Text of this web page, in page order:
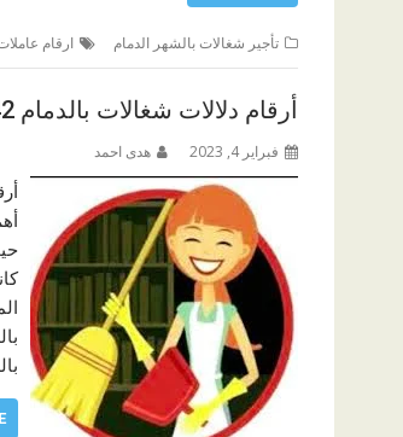
تأجير شغالات بالشهر الدمام ارقام
أرقام دلالات شغالات بالدمام 0580961342
فبراير 4, 2023 هدى احمد